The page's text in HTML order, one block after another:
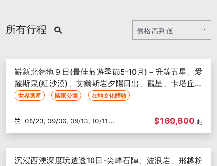
所有行程
嶄新北領地９日(最佳旅遊季節5-10月)－升等五星、愛
麗斯泉(紅沙漠)、艾爾斯岩夕陽日出、觀星、卡塔丘塔
⽯群、帝王谷
世界遺產 國家公園 在地文化體驗
10/25
$169,800 起
沉浸西澳深度玩透透10日-尖峰石陣、波浪岩、飛越粉